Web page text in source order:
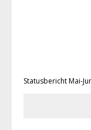
Statusbericht Mai-